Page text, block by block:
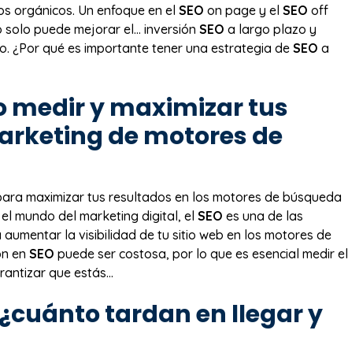
orgánicos. Un enfoque en el SEO on page y el SEO off
puede mejorar el… inversión SEO a largo plazo y
¿Por qué es importante tener una estrategia de SEO a
medir y maximizar tus
de motores de
maximizar tus resultados en los motores de búsqueda
mundo del marketing digital, el SEO es una de las
la visibilidad de tu sitio web en los motores de
en SEO puede ser costosa, por lo que es esencial medir el
que estás...
tardan en llegar y